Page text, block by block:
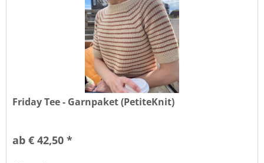
Friday Tee - Garnpaket (PetiteKnit)
ab € 42,50 *